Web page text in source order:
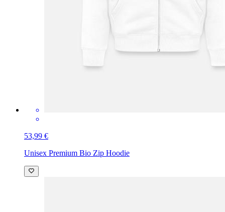
53,99 €
Unisex Premium Bio Zip Hoodie